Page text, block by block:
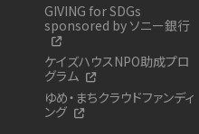
GIVING for SDGs
sponsored by ソニー銀行
ケイズハウスNPO助成プロ
グラム
ゆめ・まちクラウドファンディ
ング